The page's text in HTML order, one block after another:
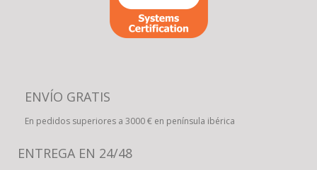
ENVÍO GRATIS
En pedidos superiores a 3000 € en península ibérica
ENTREGA EN 24/48